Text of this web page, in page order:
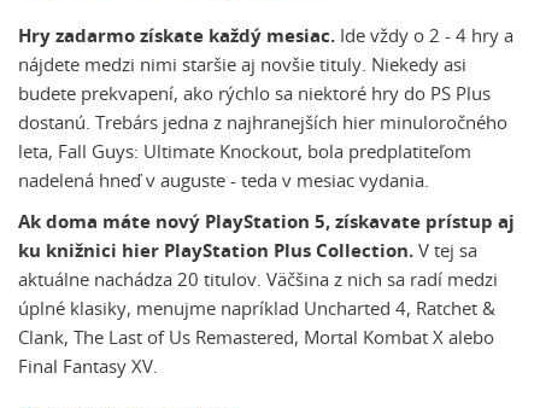
Hry zadarmo získate každý mesiac. Ide vždy o 2 - 4 hry a
nájdete medzi nimi staršie aj novšie tituly. Niekedy asi
budete prekvapení, ako rýchlo sa niektoré hry do PS Plus
dostanú. Trebárs jedna z najhranejších hier minuloročného
leta, Fall Guys: Ultimate Knockout, bola predplatiteľom
nadelená hneď v auguste - teda v mesiac vydania.
Ak doma máte nový PlayStation 5, získavate prístup aj
ku knižnici hier PlayStation Plus Collection. V tej sa
aktuálne nachádza 20 titulov. Väčšina z nich sa radí medzi
úplné klasiky, menujme napríklad Uncharted 4, Ratchet &
Clank, The Last of Us Remastered, Mortal Kombat X alebo
Final Fantasy XV.